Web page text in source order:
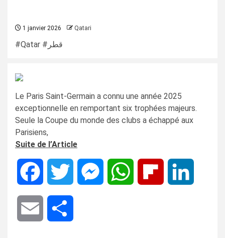
1 janvier 2026 Qatari
#Qatar #قطر
Le Paris Saint-Germain a connu une année 2025
exceptionnelle en remportant six trophées majeurs.
Seule la Coupe du monde des clubs a échappé aux
Parisiens,
Suite de l’Article
Facebook Twitter MessengerWhatsApp Flipboard
Email